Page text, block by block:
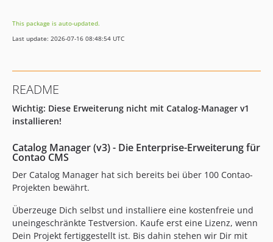
3.4.25
3.4.24
3.4.21
3.4.20
3.4.19
3.4.17
3.4.16
3.4.15
3.4.14
3.4.13
3.4.12
This package is auto-updated.
Last update: 2026-07-16 08:48:54 UTC
README
Wichtig: Diese Erweiterung nicht mit Catalog-Manager v1
installieren!
Catalog Manager (v3) - Die Enterprise-Erweiterung für
Contao CMS
Der Catalog Manager hat sich bereits bei über 100 Contao-
Projekten bewährt.
Überzeuge Dich selbst und installiere eine kostenfreie und
uneingeschränkte Testversion. Kaufe erst eine Lizenz, wenn
Dein Projekt fertiggestellt ist. Bis dahin stehen wir Dir mit